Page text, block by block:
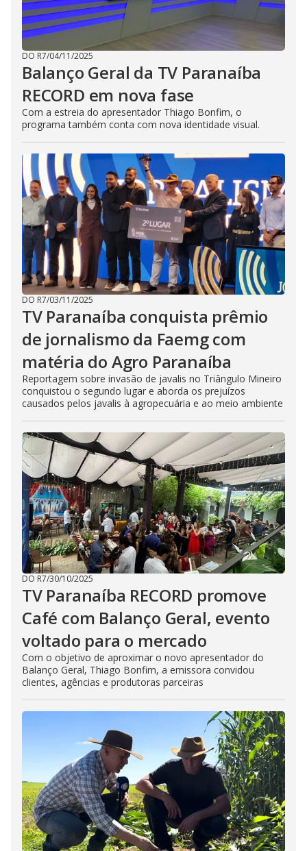
DO R7/04/11/2025
Balanço Geral da TV Paranaíba
RECORD em nova fase
Com a estreia do apresentador Thiago Bonfim, o
programa também conta com nova identidade visual.
DO R7/03/11/2025
TV Paranaíba conquista prêmio
de jornalismo da Faemg com
matéria do Agro Paranaíba
Reportagem sobre invasão de javalis no Triângulo Mineiro
conquistou o segundo lugar e aborda os prejuízos
causados pelos javalis à agropecuária e ao meio ambiente
DO R7/30/10/2025
TV Paranaíba RECORD promove
Café com Balanço Geral, evento
voltado para o mercado
Com o objetivo de aproximar o novo apresentador do
Balanço Geral, Thiago Bonfim, a emissora convidou
clientes, agências e produtoras parceiras